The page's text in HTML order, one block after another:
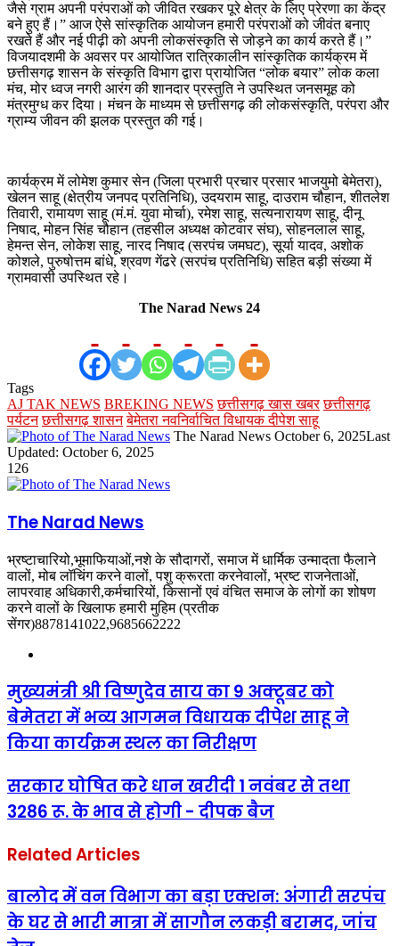
जैसे ग्राम अपनी परंपराओं को जीवित रखकर पूरे क्षेत्र के लिए प्रेरणा का केंद्र
बने हुए हैं।” आज ऐसे सांस्कृतिक आयोजन हमारी परंपराओं को जीवंत बनाए
रखते हैं और नई पीढ़ी को अपनी लोकसंस्कृति से जोड़ने का कार्य करते हैं।”
विजयादशमी के अवसर पर आयोजित रात्रिकालीन सांस्कृतिक कार्यक्रम में
छत्तीसगढ़ शासन के संस्कृति विभाग द्वारा प्रायोजित “लोक बयार” लोक कला
मंच, मोर ध्वज नगरी आरंग की शानदार प्रस्तुति ने उपस्थित जनसमूह को
मंत्रमुग्ध कर दिया। मंचन के माध्यम से छत्तीसगढ़ की लोकसंस्कृति, परंपरा और
ग्राम्य जीवन की झलक प्रस्तुत की गई।
कार्यक्रम में लोमेश कुमार सेन (जिला प्रभारी प्रचार प्रसार भाजयुमो बेमेतरा),
खेलन साहू (क्षेत्रीय जनपद प्रतिनिधि), उदयराम साहू, दाउराम चौहान, शीतलेश
तिवारी, रामायण साहू (मं.मं. युवा मोर्चा), रमेश साहू, सत्यनारायण साहू, दीनू
निषाद, मोहन सिंह चौहान (तहसील अध्यक्ष कोटवार संघ), सोहनलाल साहू,
हेमन्त सेन, लोकेश साहू, नारद निषाद (सरपंच जमघट), सूर्या यादव, अशोक
कोशले, पुरुषोत्तम बांधे, श्रवण गेंढरे (सरपंच प्रतिनिधि) सहित बड़ी संख्या में
ग्रामवासी उपस्थित रहे।
The Narad News 24
Tags
AJ TAK NEWS BREKING NEWS छत्तीसगढ़ खास खबर छत्तीसगढ़
पर्यटन छत्तीसगढ़ शासन बेमेतरा नवनिर्वाचित विधायक दीपेश साहू
The Narad News Send
October 6, 2025Last
Updated: October 6, 2025
126
The Narad News
भ्रष्टाचारियो,भूमाफियाओं,नशे के सौदागरों, समाज में धार्मिक उन्मादता फैलाने
वालों, मोब लॉचिंग करने वालों, पशु क्रूरता करनेवालों, भ्रष्ट राजनेताओं,
लापरवाह अधिकारी,कर्मचारियों, किसानों एवं वंचित समाज के लोगों का शोषण
करने वालों के खिलाफ हमारी मुहिम (प्रतीक
सेंगर)8878141022,9685662222
मुख्यमंत्री श्री विष्णुदेव साय का 9 अक्टूबर को
बेमेतरा में भव्य आगमन विधायक दीपेश साहू ने
किया कार्यक्रम स्थल का निरीक्षण
सरकार घोषित करे धान खरीदी 1 नवंबर से तथा
3286 रू. के भाव से होगी - दीपक बैज
Related Articles
बालोद में वन विभाग का बड़ा एक्शन: अंगारी सरपंच
के घर से भारी मात्रा में सागौन लकड़ी बरामद, जांच